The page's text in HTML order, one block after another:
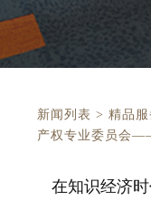
新闻列表 >精品服
产权专业委员会
在知识经济